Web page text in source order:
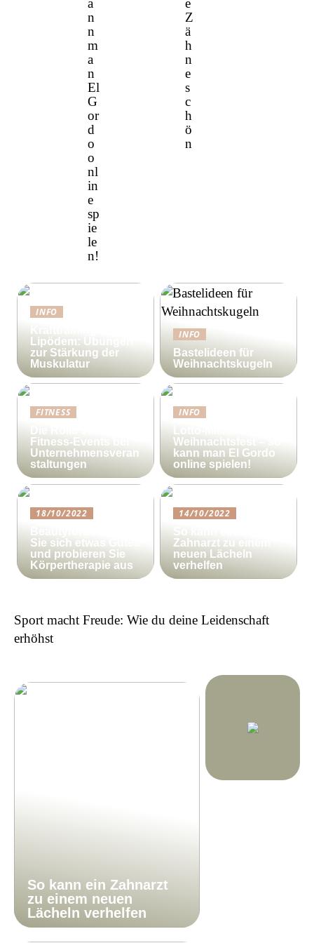
n
n
m
a
n
El
G
or
d
o
o
nl
in
e
sp
ie
le
n!
Z
ä
h
n
e
s
c
h
ö
n
INFO
Lipödem: Übungen
zur Stärkung der
Muskulatur
INFO
Bastelideen für
Weihnachtskugeln
FITNESS
Fitness-Events bei
Unternehmensveran
staltungen
INFO
Weihnachtsfest – so
kann man El Gordo
online spielen!
18/10/2022
Sie sich etwas Gutes
und probieren Sie
Körpertherapie aus
14/10/2022
Zahnarzt zu einem
neuen Lächeln
verhelfen
Sport macht Freude: Wie du deine Leidenschaft
erhöhst
So kann ein Zahnarzt
zu einem neuen
Lächeln verhelfen